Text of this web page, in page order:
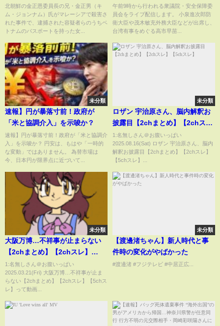
北朝鮮の金正恩委員長の兄・金正男（キ
ム・ジョンナム）氏がマレーシアで殺害さ
れた事件で、逮捕された容疑者らのうちベ
トナムのパスポートを持った女...
など質問の見通し 衆議院・安
全保障委員会 午前9時～（2025
年11月18日 LIVE配信）｜TBS
午前9時から行われる衆議院・安全保障委
員会をライブ配信します。 小泉進次郎防
衛大臣や茂木敏充外務大臣などが出席し、
台湾有事をめぐる高市早苗...
未分類
速報】円が暴落寸前！政府が
「米と協調介入」を示唆か？
速報】円が暴落寸前！政府が「米と協調介
入」を示唆か？ 円安は、もはや「一時的
な変動」ではありません。 為替市場は
今、日本円が限界点に近づいて...
未分類
ロザン 宇治原さん、脳内解釈お
披露目【2chまとめ】【2chス
レ】【5chスレ】
1:名無しさん＠お腹いっぱい
2025.08.16(Sat) ロザン 宇治原さん、脳内
解釈お披露目【2chまとめ】【2chスレ】
【5chスレ】...
未分類
大阪万博…不祥事が止まらない
【2chまとめ】【2chスレ】
【5chスレ】
1:名無しさん＠お腹いっぱい
2025.03.21(Fri) 大阪万博…不祥事が止ま
らない【2chまとめ】【2chスレ】【5chス
レ】って動画...
未分類
【渡邊渚ちゃん】新人時代と事
件時の変化がやばかった
#渡邊渚 #フジテレビ #中居正広...